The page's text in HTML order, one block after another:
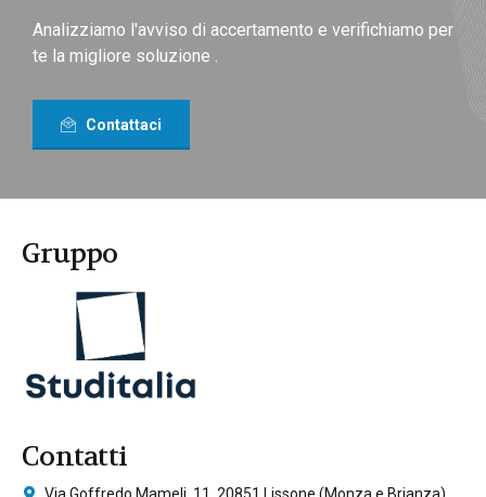
Analizziamo l'avviso di accertamento e verifichiamo per
te la migliore soluzione .
Contattaci
Gruppo
Contatti
Via Goffredo Mameli, 11, 20851 Lissone (Monza e Brianza)